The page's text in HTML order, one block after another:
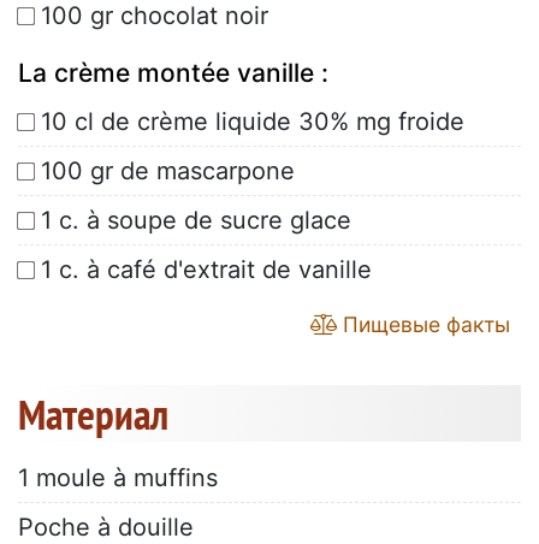
100 gr chocolat noir
La crème montée vanille :
10 cl de crème liquide 30% mg froide
100 gr de mascarpone
1 c. à soupe de sucre glace
1 c. à café d'extrait de vanille
Пищевые факты
Материал
1 moule à muffins
Poche à douille